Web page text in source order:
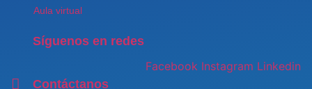
Aula virtual
Síguenos en redes
Facebook Instagram Linkedin
Contáctanos